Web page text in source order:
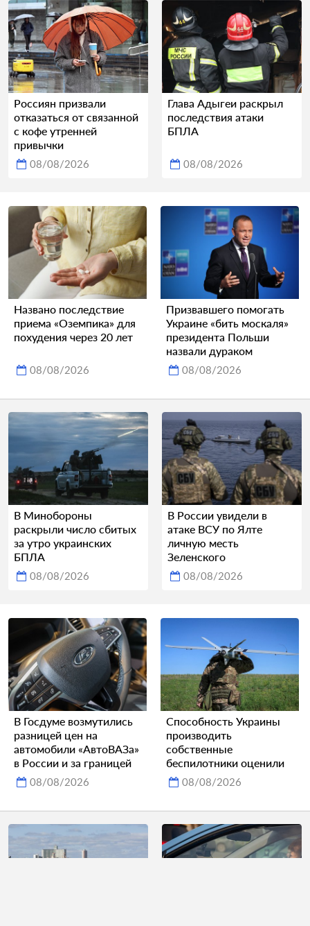
Россиян призвали
отказаться от связанной
с кофе утренней
привычки
08/08/2026
Глава Адыгеи раскрыл
последствия атаки
БПЛА
08/08/2026
Названо последствие
приема «Оземпика» для
похудения через 20 лет
08/08/2026
Призвавшего помогать
Украине «бить москаля»
президента Польши
назвали дураком
08/08/2026
В Минобороны
раскрыли число сбитых
за утро украинских
БПЛА
08/08/2026
В России увидели в
атаке ВСУ по Ялте
личную месть
Зеленского
08/08/2026
В Госдуме возмутились
разницей цен на
автомобили «АвтоВАЗа»
в России и за границей
08/08/2026
Способность Украины
производить
собственные
беспилотники оценили
08/08/2026